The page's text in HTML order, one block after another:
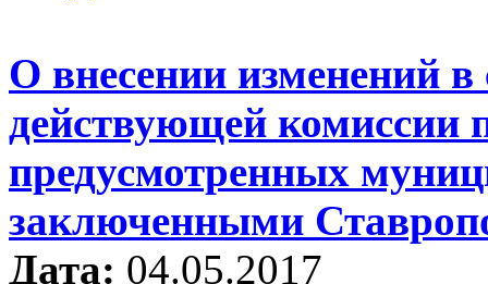
О внесении изменений в
действующей комиссии
предусмотренных
заключенными
Дата: 04.05.2017